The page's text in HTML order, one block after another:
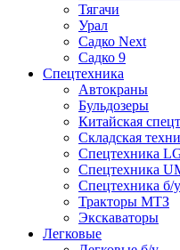
Тягачи
Урал
Садко Next
Садко 9
Спецтехника
Автокраны
Бульдозеры
Китайская
Складская
Спецтехника
Спецтехника
Спецтехника б/у
Тракторы МТЗ
Экскаваторы
Легковые